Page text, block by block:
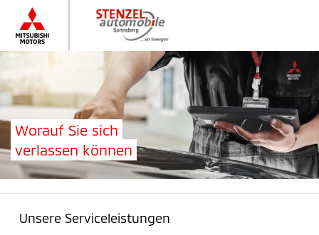
Worauf Sie sich
verlassen können
Unsere Serviceleistungen